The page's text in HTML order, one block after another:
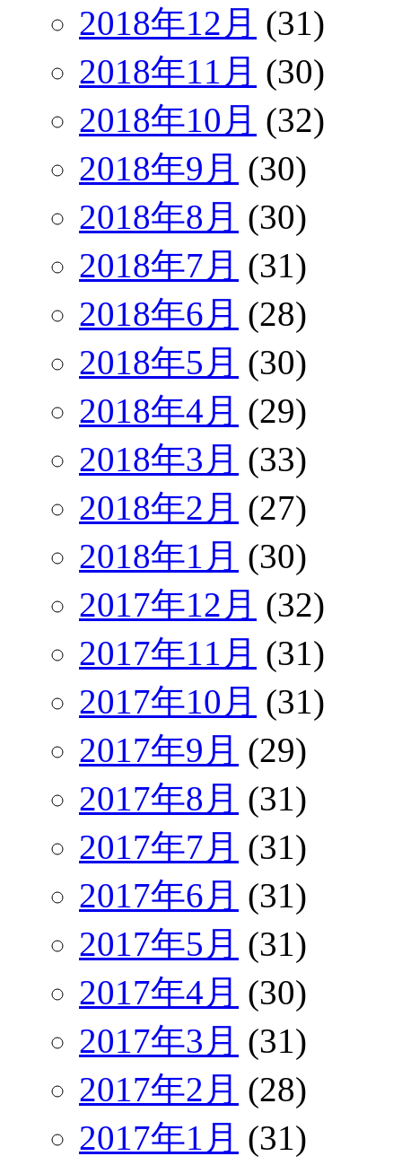
2018年12月 (31)
2018年11月 (30)
2018年10月 (32)
2018年9月 (30)
2018年8月 (30)
2018年7月 (31)
2018年6月 (28)
2018年5月 (30)
2018年4月 (29)
2018年3月 (33)
2018年2月 (27)
2018年1月 (30)
2017年12月 (32)
2017年11月 (31)
2017年10月 (31)
2017年9月 (29)
2017年8月 (31)
2017年7月 (31)
2017年6月 (31)
2017年5月 (31)
2017年4月 (30)
2017年3月 (31)
2017年2月 (28)
2017年1月 (31)